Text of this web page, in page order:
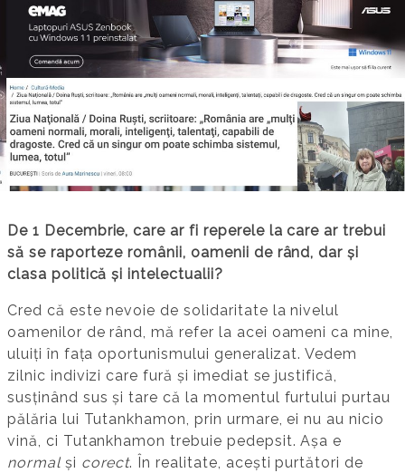
De 1 Decembrie, care ar fi reperele la care ar trebui
să se raporteze românii, oamenii de rând, dar și
clasa politică și intelectualii?
Cred că este nevoie de solidaritate la nivelul
oamenilor de rând, mă refer la acei oameni ca mine,
uluiți în fața oportunismului generalizat. Vedem
zilnic indivizi care fură și imediat se justifică,
susținând sus și tare că la momentul furtului purtau
pălăria lui Tutankhamon, prin urmare, ei nu au nicio
vină, ci Tutankhamon trebuie pedepsit. Așa e
normalși corect. În realitate, acești purtători de